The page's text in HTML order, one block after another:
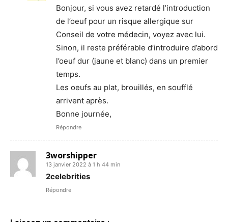
Bonjour, si vous avez retardé l’introduction
de l’oeuf pour un risque allergique sur
Conseil de votre médecin, voyez avec lui.
Sinon, il reste préférable d’introduire d’abord
l’oeuf dur (jaune et blanc) dans un premier
temps.
Les oeufs au plat, brouillés, en soufflé
arrivent après.
Bonne journée,
Répondre
3worshipper
13 janvier 2022 à 1 h 44 min
2celebrities
Répondre